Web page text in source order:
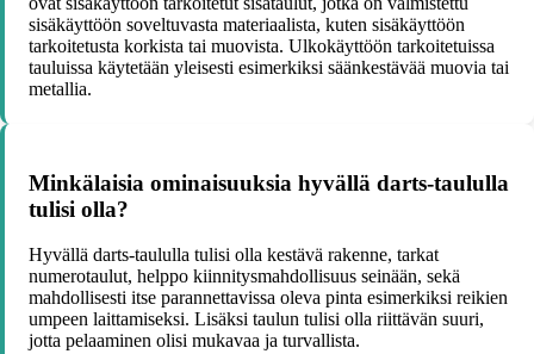
sisäkäyttöön soveltuvasta materiaalista, kuten sisäkäyttöön
tarkoitetusta korkista tai muovista. Ulkokäyttöön tarkoitetuissa
tauluissa käytetään yleisesti esimerkiksi säänkestävää muovia tai
metallia.
Minkälaisia ominaisuuksia hyvällä darts-taululla
tulisi olla?
Hyvällä darts-taululla tulisi olla kestävä rakenne, tarkat
numerotaulut, helppo kiinnitysmahdollisuus seinään, sekä
mahdollisesti itse parannettavissa oleva pinta esimerkiksi reikien
umpeen laittamiseksi. Lisäksi taulun tulisi olla riittävän suuri,
jotta pelaaminen olisi mukavaa ja turvallista.